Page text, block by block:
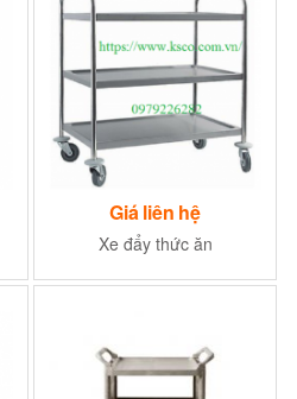
Giá liên hệ
Xe đẩy thức ăn